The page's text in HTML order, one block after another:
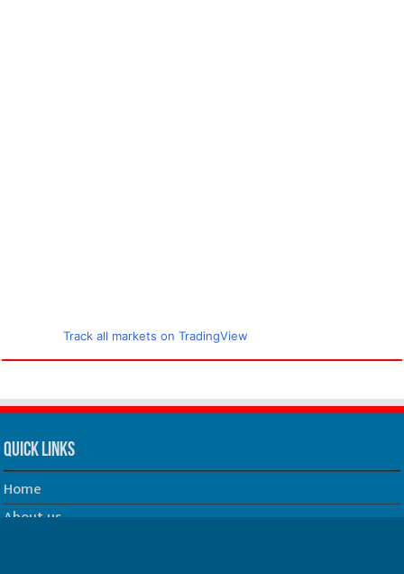
Track all markets on TradingView
Quick Links
Home
About us